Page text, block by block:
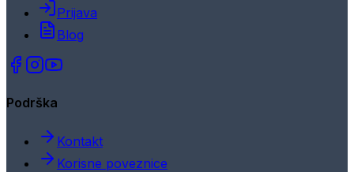
Prijava
Blog
Podrška
Kontakt
Korisne poveznice